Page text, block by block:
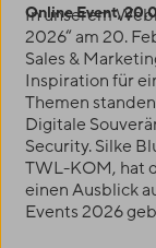
Online Event,
In unserem
2026“ am 20.
Sales &
Inspiration für
Themen
Digitale
Security. Silke
TWL-KOM, hat
einen Ausblick
Events 2026